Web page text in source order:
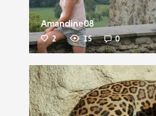
Amandine08
2 15 0